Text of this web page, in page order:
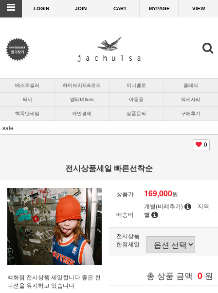
LOGIN JOIN CART MYPAGE VIEW
베스트셀러 하이브리드&로드 미니벨로 클래식
픽시 엠티비&etc 아동용 악세사리
핵폭탄세일 개인결제 상품문의 구매후기
sale
0
전시상품세일 빠른선착순
백화점 전시상품 세일합니다 좋은 컨
디션을 유지하고 있습니다
상품가 169,000원
배송비
개별(비례추가)
지역
별
전시상품
한정세일
총 상품 금액 0 원